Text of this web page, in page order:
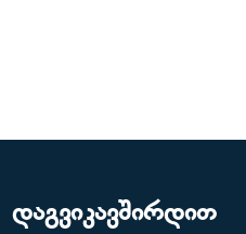
დაგვიკავშირდით